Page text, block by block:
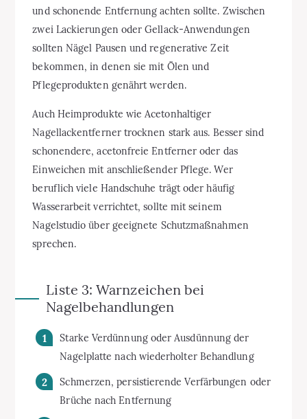
und schonende Entfernung achten sollte. Zwischen
zwei Lackierungen oder Gellack-Anwendungen
sollten Nägel Pausen und regenerative Zeit
bekommen, in denen sie mit Ölen und
Pflegeprodukten genährt werden.
Auch Heimprodukte wie Acetonhaltiger
Nagellackentferner trocknen stark aus. Besser sind
schonendere, acetonfreie Entferner oder das
Einweichen mit anschließender Pflege. Wer
beruflich viele Handschuhe trägt oder häufig
Wasserarbeit verrichtet, sollte mit seinem
Nagelstudio über geeignete Schutzmaßnahmen
sprechen.
Liste 3: Warnzeichen bei
Nagelbehandlungen
Starke Verdünnung oder Ausdünnung der
Nagelplatte nach wiederholter Behandlung
Schmerzen, persistierende Verfärbungen oder
Brüche nach Entfernung